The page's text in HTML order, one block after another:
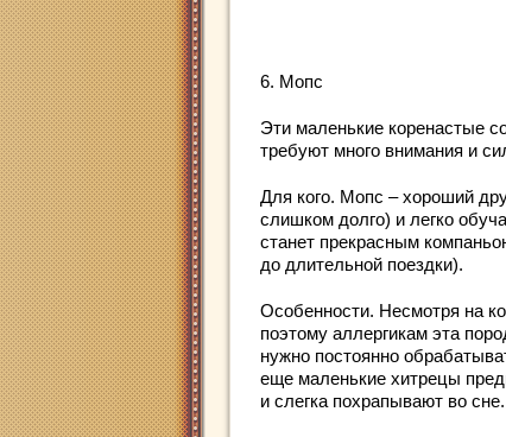
6. Мопс
Эти маленькие коренастые
требуют много внимания и
Для кого. Мопс – хороший
слишком долго) и легко
станет прекрасным
до длительной поездки).
Особенности. Несмотря на
поэтому аллергикам эта
нужно постоянно
еще маленькие хитрецы
и слегка похрапывают во сне.